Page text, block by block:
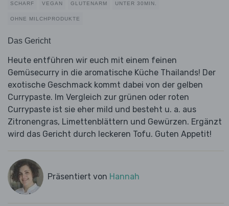
SCHARF VEGAN GLUTENARM UNTER 30MIN.
OHNE MILCHPRODUKTE
Das Gericht
Heute entführen wir euch mit einem feinen
Gemüsecurry in die aromatische Küche Thailands! Der
exotische Geschmack kommt dabei von der gelben
Currypaste. Im Vergleich zur grünen oder roten
Currypaste ist sie eher mild und besteht u. a. aus
Zitronengras, Limettenblättern und Gewürzen. Ergänzt
wird das Gericht durch leckeren Tofu. Guten Appetit!
Präsentiert von Hannah